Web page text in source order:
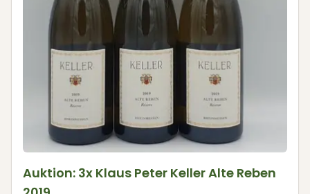
Auktion: 3x Klaus Peter Keller Alte Reben